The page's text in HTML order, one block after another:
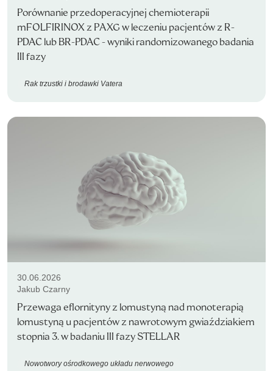
Porównanie przedoperacyjnej chemioterapii
mFOLFIRINOX z PAXG w leczeniu pacjentów z R-
PDAC lub BR-PDAC - wyniki randomizowanego badania
III fazy
Rak trzustki i brodawki Vatera
30.06.2026
Jakub Czarny
Przewaga eflornityny z lomustyną nad monoterapią
lomustyną u pacjentów z nawrotowym gwiaździakiem
stopnia 3. w badaniu III fazy STELLAR
Nowotwory ośrodkowego układu nerwowego